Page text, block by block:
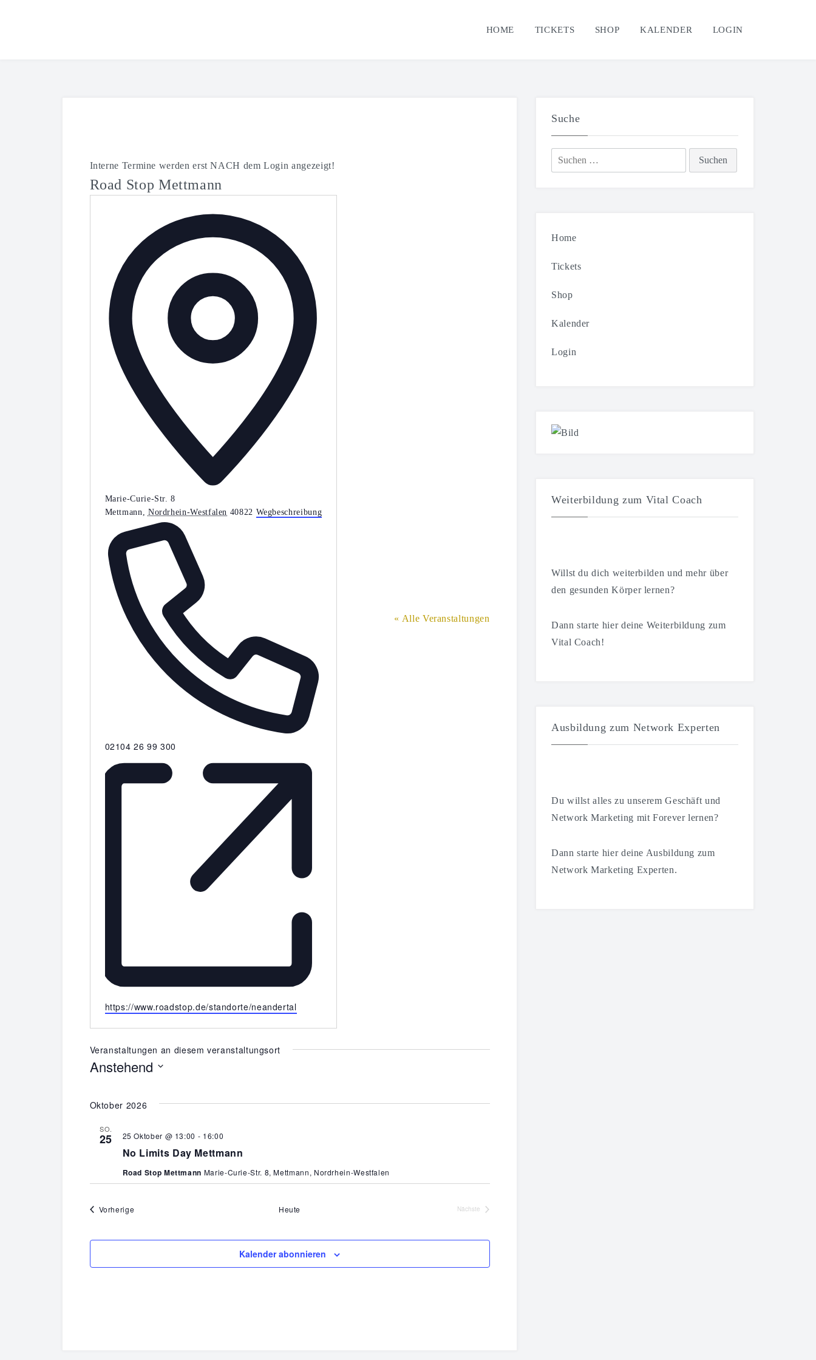
HOME TICKETS SHOP KALENDER LOGIN
Interne Termine werden erst NACH dem Login angezeigt!
Road Stop Mettmann
« Alle Veranstaltungen
Marie-Curie-Str. 8
Mettmann
Nordrhein-Westfalen 40822 Wegbeschreibung
Telefon
02104 26 99 300
Webseite
https://www.roadstop.de/standorte/neandertal
Veranstaltungen an diesem veranstaltungsort
Anstehend
wählen.
Oktober 2026
SO.
25
No Limits Day Mettmann
25 Oktober @ 13:00 - 16:00
Road Stop Mettmann Marie-Curie-Str. 8, Mettmann, Nordrhein-Westfalen
Vorherige Heute
Nächste
Kalender abonnieren
Suche
Suchen
nach:
Home
Tickets
Shop
Kalender
Login
Weiterbildung zum Vital Coach
Willst du dich weiterbilden und mehr über
den gesunden Körper lernen?
Dann starte hier deine Weiterbildung zum
Vital Coach!
Ausbildung zum Network Experten
Du willst alles zu unserem Geschäft und
Network Marketing mit Forever lernen?
Dann starte hier deine Ausbildung zum
Network Marketing Experten.